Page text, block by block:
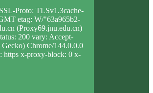
Proto: TLSv1.3cache-
etag: W/"63a965b2-
(Proxy69.jnu.edu.cn)
200 vary: Accept-
Chrome/144.0.0.0
https x-proxy-block: 0 x-